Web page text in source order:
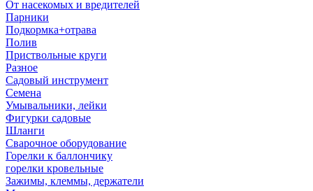
От насекомых и вредителей
Парники
Подкормка+отрава
Полив
Приствольные круги
Разное
Садовый инструмент
Семена
Умывальники, лейки
Фигурки садовые
Шланги
Сварочное оборудование
Горелки к баллончику
горелки кровельные
Зажимы, клеммы, держатели